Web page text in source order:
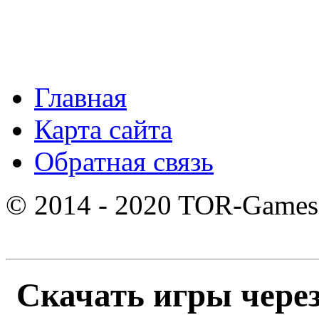
Главная
Карта сайта
Обратная связь
© 2014 - 2020 TOR-
Скачать игры